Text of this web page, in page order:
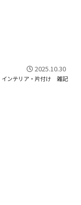
2025.10.30
インテリア・片付け 雑記